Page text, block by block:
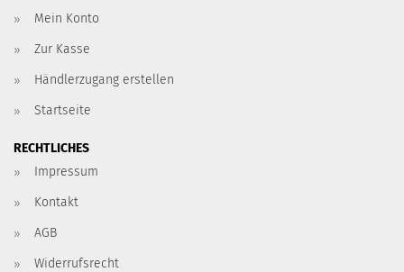
Mein Konto
Zur Kasse
Händlerzugang erstellen
Startseite
RECHTLICHES
Impressum
Kontakt
AGB
Widerrufsrecht